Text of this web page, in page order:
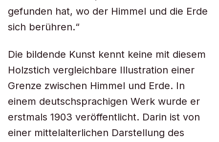
gefunden hat, wo der Himmel und die Erde
sich berühren.“
Die bildende Kunst kennt keine mit diesem
Holzstich vergleichbare Illustration einer
Grenze zwischen Himmel und Erde. In
einem deutschsprachigen Werk wurde er
erstmals 1903 veröffentlicht. Darin ist von
einer mittelalterlichen Darstellung des